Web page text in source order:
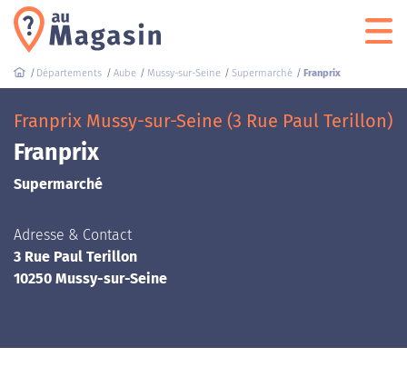
Départements Aube Mussy-sur-Seine Supermarché Franprix
Franprix Mussy-sur-Seine (3 Rue Paul Terillon)
Franprix
Supermarché
Adresse & Contact
3 Rue Paul Terillon
10250 Mussy-sur-Seine